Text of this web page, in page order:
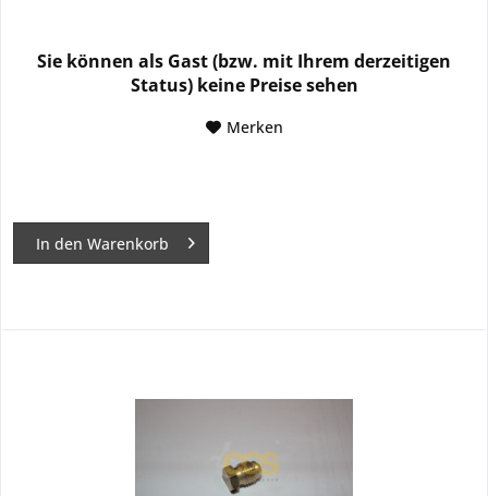
Sie können als Gast (bzw. mit Ihrem derzeitigen
Status) keine Preise sehen
Merken
In den Warenkorb